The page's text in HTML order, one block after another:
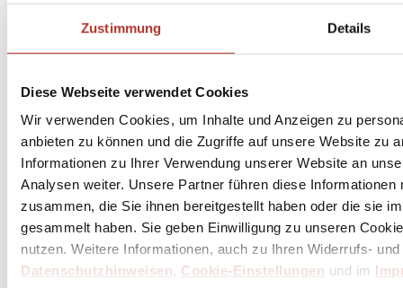
Zustimmung Details
Diese Webseite verwendet Cookies
Wir verwenden Cookies, um Inhalte und Anzeigen zu
anbieten zu können und die Zugriffe auf unsere Website zu
Informationen zu Ihrer Verwendung unserer Website an
Analysen weiter. Unsere Partner führen diese
zusammen, die Sie ihnen bereitgestellt haben oder die sie
gesammelt haben. Sie geben Einwilligung zu unseren
nutzen. Weitere Informationen, auch zu Ihren Widerrufs-
Datenschutzhinweisen, Cookie-Einstellungen und im
Retouren und Stornierungen, gültig. Preisangaben inkl. gesetzl. MwSt. zzgl. Service- und
Versandkosten. Eine Barauszahlung ist nicht möglich.
Unser Dankeschön für deinen Einkauf ab 100 €